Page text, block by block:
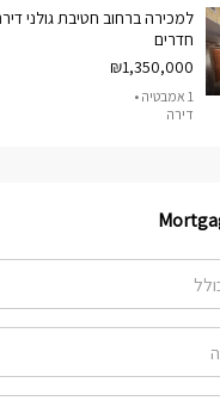
חדרים
₪1,350,000
1 אמבטיה •
דירה